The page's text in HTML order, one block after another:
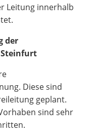
Leitung innerhalb
der
Diese sind
geplant.
sind sehr